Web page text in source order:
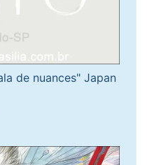
de nuances" Japan